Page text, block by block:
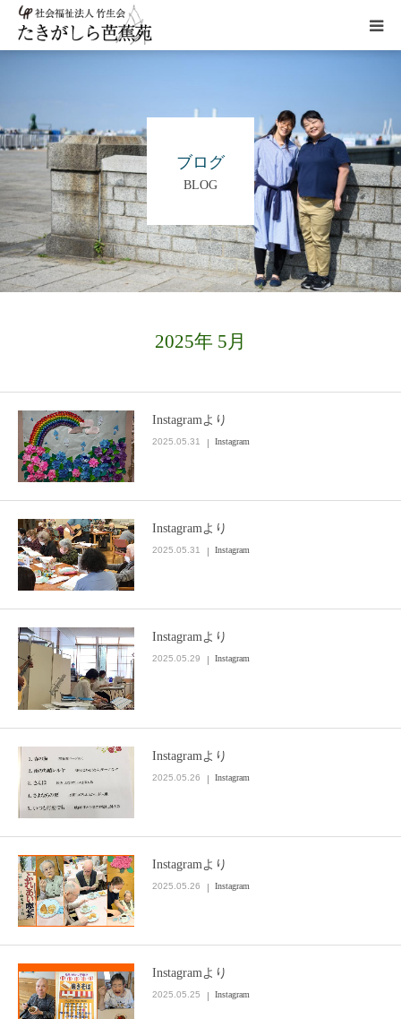
ブログ
BLOG
2025年 5月
Instagramより
2025.05.31 Instagram
Instagramより
2025.05.31 Instagram
Instagramより
2025.05.29 Instagram
Instagramより
2025.05.26 Instagram
Instagramより
2025.05.26 Instagram
Instagramより
2025.05.25 Instagram
施設概要
サービス
こだわり
お問い合わせ